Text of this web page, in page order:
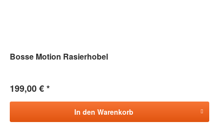
Bosse Motion Rasierhobel
199,00 € *
In den Warenkorb